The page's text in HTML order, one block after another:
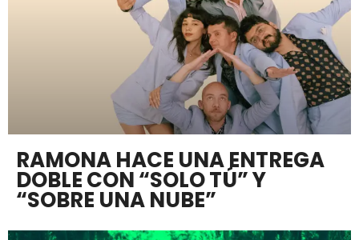
RAMONA HACE UNA ENTREGA
DOBLE CON “SOLO TÚ” Y
“SOBRE UNA NUBE”